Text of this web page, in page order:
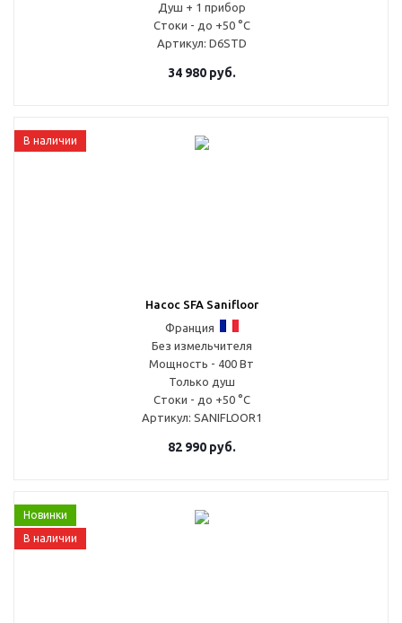
Душ + 1 прибор
Стоки - до +50 °С
Артикул: D6STD
34 980руб.
В наличии
Насос SFA Sanifloor
Франция
Без измельчителя
Мощность - 400 Вт
Только душ
Стоки - до +50 °С
Артикул: SANIFLOOR1
82 990руб.
Новинки
В наличии